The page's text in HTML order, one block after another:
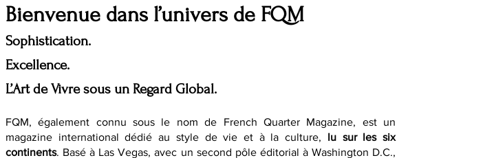
Bienvenue dans l’univers de FQM
Sophistication.
Excellence.
L’Art de Vivre sous un Regard Global.
FQM, également connu sous le nom de French Quarter Magazine, est un
magazine international dédié au style de vie et à la culture, lu sur les six
continents. Basé à Las Vegas, avec un second pôle éditorial à Washington D.C.,